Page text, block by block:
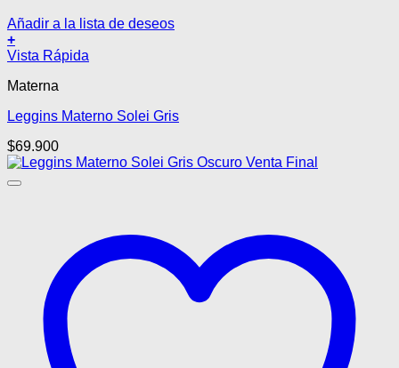
Añadir a la lista de deseos
+
Este
tiene
variantes.
opciones
se
pueden
producto
Vista Rápida
Materna
Leggins Materno Solei Gris
$69.900